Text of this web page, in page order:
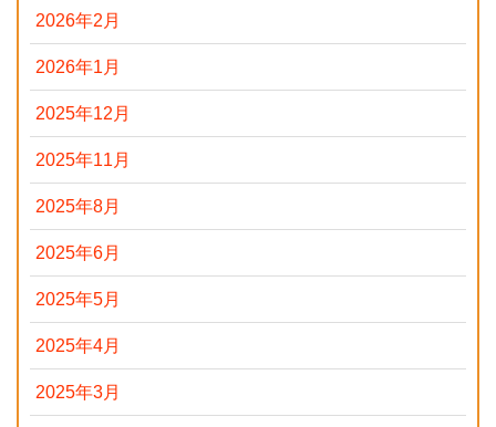
2026年2月
2026年1月
2025年12月
2025年11月
2025年8月
2025年6月
2025年5月
2025年4月
2025年3月